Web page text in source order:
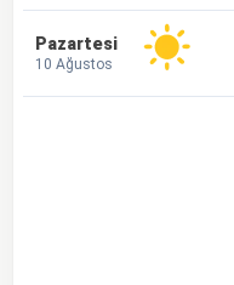
Pazartesi
10 Ağustos